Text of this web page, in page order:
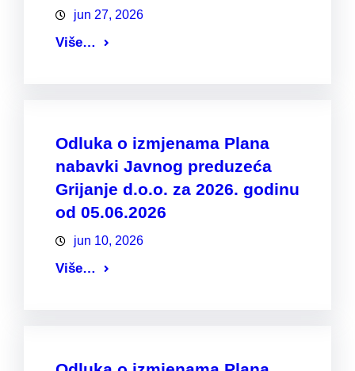
jun 27, 2026
Više…
Odluka o izmjenama Plana
nabavki Javnog preduzeća
Grijanje d.o.o. za 2026. godinu
od 05.06.2026
jun 10, 2026
Više…